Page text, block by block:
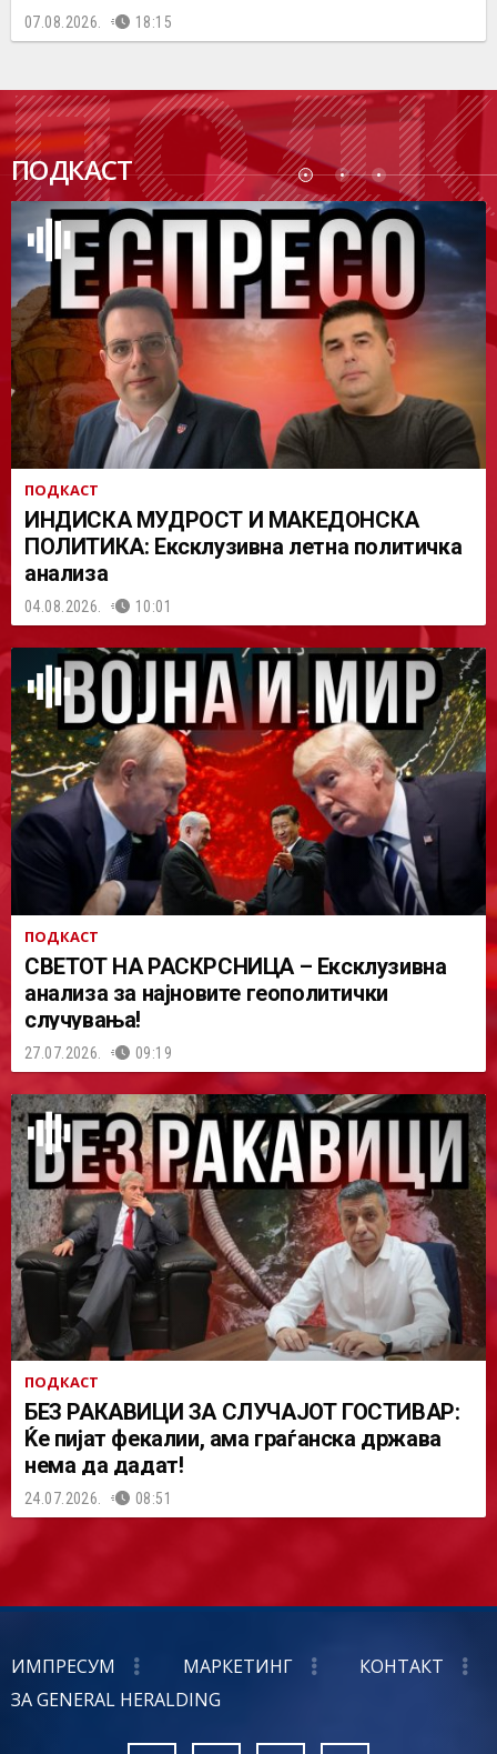
07.08.2026. 18:15
ПОДКАСТ
ПОДК
АСТ
ПОДКАСТ
ИНДИСКА МУДРОСТ И МАКЕДОНСКА
ПОЛИТИКА: Ексклузивна летна политичка
анализа
04.08.2026. 10:01
ПОДКАСТ
СВЕТОТ НА РАСКРСНИЦА – Ексклузивна
анализа за најновите геополитички
случувања!
27.07.2026. 09:19
ПОДКАСТ
БЕЗ РАКАВИЦИ ЗА СЛУЧАЈОТ ГОСТИВАР:
Ќе пијат фекалии, ама граѓанска држава
нема да дадат!
24.07.2026. 08:51
ИМПРЕСУМ МАРКЕТИНГ
КОНТАКТ
ЗА GENERAL HERALDING